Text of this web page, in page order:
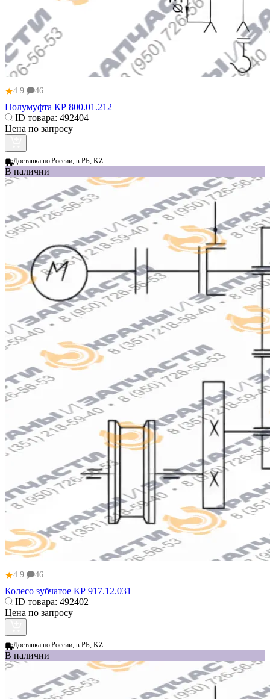
★4.9 46
Полумуфта КР 800.01.212
ID товара: 492404
Цена по запросу
Доставка поРоссии, в РБ, KZ
В наличии
★4.9 46
Колесо зубчатое КР 917.12.031
ID товара: 492402
Цена по запросу
Доставка поРоссии, в РБ, KZ
В наличии